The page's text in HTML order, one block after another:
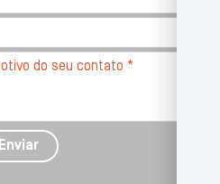
Enviar